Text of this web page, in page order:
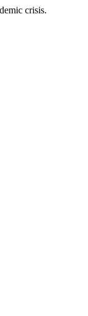
crisis.